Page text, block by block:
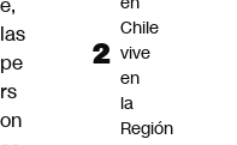
e,
las
pe
rs
on
Chile
vive
en
la
Región